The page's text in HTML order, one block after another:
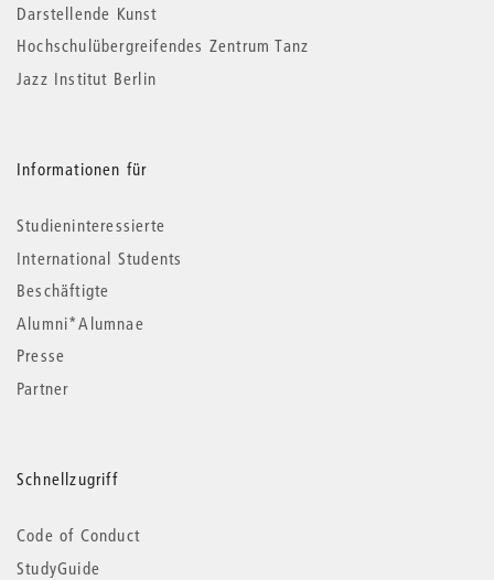
Darstellende Kunst
Hochschulübergreifendes Zentrum Tanz
Jazz Institut Berlin
Informationen für
Studieninteressierte
International Students
Beschäftigte
Alumni*Alumnae
Presse
Partner
Schnellzugriff
Code of Conduct
StudyGuide